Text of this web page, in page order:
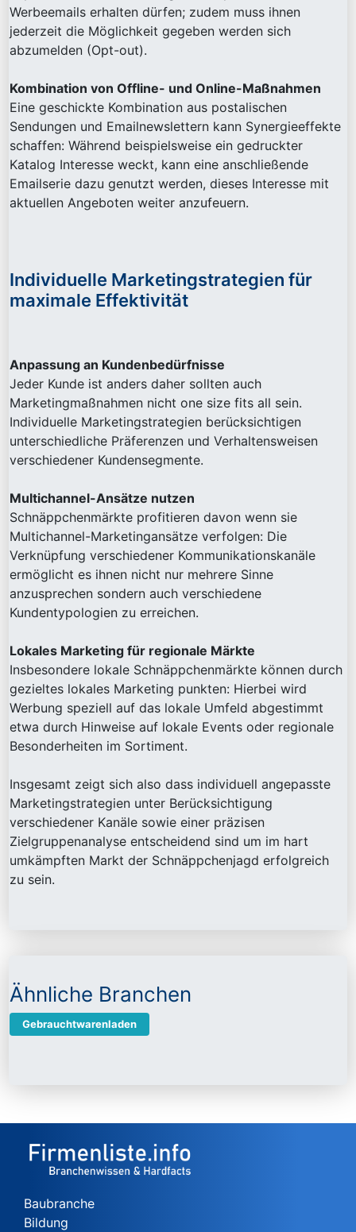
Werbeemails erhalten dürfen; zudem muss ihnen
jederzeit die Möglichkeit gegeben werden sich
abzumelden (Opt-out).
Kombination von Offline- und Online-Maßnahmen
Eine geschickte Kombination aus postalischen
Sendungen und Emailnewslettern kann Synergieeffekte
schaffen: Während beispielsweise ein gedruckter
Katalog Interesse weckt, kann eine anschließende
Emailserie dazu genutzt werden, dieses Interesse mit
aktuellen Angeboten weiter anzufeuern.
Individuelle Marketingstrategien für
maximale Effektivität
Anpassung an Kundenbedürfnisse
Jeder Kunde ist anders daher sollten auch
Marketingmaßnahmen nicht one size fits all sein.
Individuelle Marketingstrategien berücksichtigen
unterschiedliche Präferenzen und Verhaltensweisen
verschiedener Kundensegmente.
Multichannel-Ansätze nutzen
Schnäppchenmärkte profitieren davon wenn sie
Multichannel-Marketingansätze verfolgen: Die
Verknüpfung verschiedener Kommunikationskanäle
ermöglicht es ihnen nicht nur mehrere Sinne
anzusprechen sondern auch verschiedene
Kundentypologien zu erreichen.
Lokales Marketing für regionale Märkte
Insbesondere lokale Schnäppchenmärkte können durch
gezieltes lokales Marketing punkten: Hierbei wird
Werbung speziell auf das lokale Umfeld abgestimmt
etwa durch Hinweise auf lokale Events oder regionale
Besonderheiten im Sortiment.
Insgesamt zeigt sich also dass individuell angepasste
Marketingstrategien unter Berücksichtigung
verschiedener Kanäle sowie einer präzisen
Zielgruppenanalyse entscheidend sind um im hart
umkämpften Markt der Schnäppchenjagd erfolgreich
zu sein.
Ähnliche Branchen
Gebrauchtwarenladen
Baubranche
Bildung